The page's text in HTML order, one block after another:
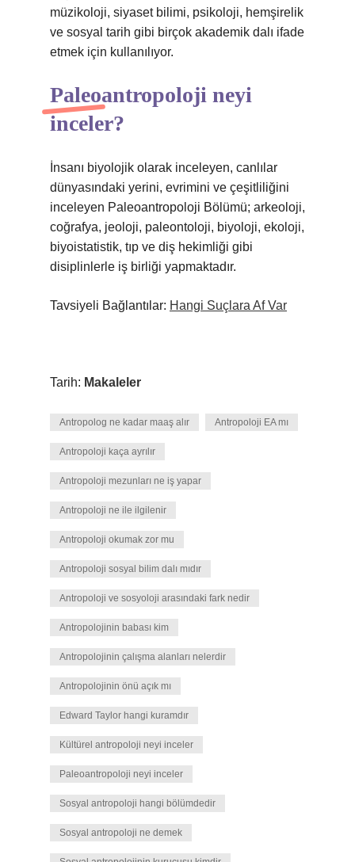
müzikoloji, siyaset bilimi, psikoloji, hemşirelik
ve sosyal tarih gibi birçok akademik dalı ifade
etmek için kullanılıyor.
Paleoantropoloji neyi
inceler?
İnsanı biyolojik olarak inceleyen, canlılar
dünyasındaki yerini, evrimini ve çeşitliliğini
inceleyen Paleoantropoloji Bölümü; arkeoloji,
coğrafya, jeoloji, paleontoloji, biyoloji, ekoloji,
biyoistatistik, tıp ve diş hekimliği gibi
disiplinlerle iş birliği yapmaktadır.
Tavsiyeli Bağlantılar: Hangi Suçlara Af Var
Tarih: Makaleler
Antropolog ne kadar maaş alır Antropoloji EA mı
Antropoloji kaça ayrılır
Antropoloji mezunları ne iş yapar
Antropoloji ne ile ilgilenir
Antropoloji okumak zor mu
Antropoloji sosyal bilim dalı mıdır
Antropoloji ve sosyoloji arasındaki fark nedir
Antropolojinin babası kim
Antropolojinin çalışma alanları nelerdir
Antropolojinin önü açık mı
Edward Taylor hangi kuramdır
Kültürel antropoloji neyi inceler
Paleoantropoloji neyi inceler
Sosyal antropoloji hangi bölümdedir
Sosyal antropoloji ne demek